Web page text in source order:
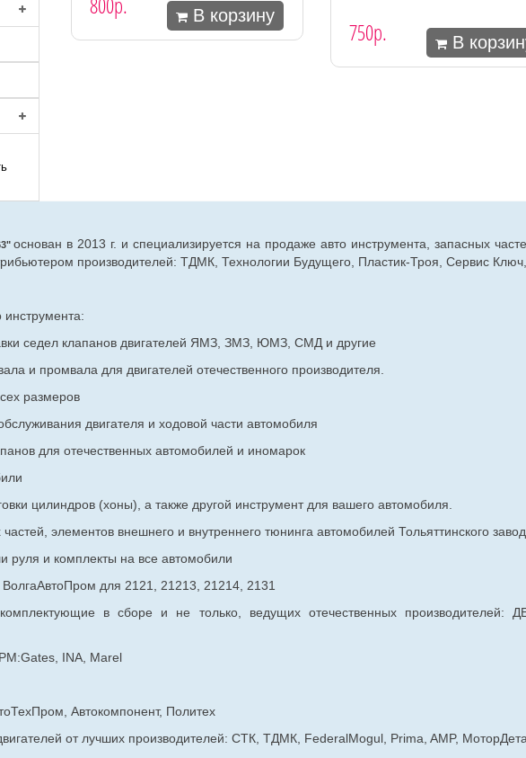
В корзину
750р. В
основан в 2013 г. и специализируется на продаже авто инструмента, запасных
производителей: ТДМК, Технологии Будущего, Пластик-Троя, Сервис
седел клапанов двигателей ЯМЗ, ЗМЗ, ЮМЗ, СМД и другие
и промвала для двигателей отечественного производителя.
размеров
двигателя и ходовой части автомобиля
для отечественныхавтомобилей и иномарок
цилиндров (хоны), а также другой инструмент для вашего автомобиля.
элементов внешнего и внутреннего тюнинга автомобилей Тольяттинского
руля и комплекты на все автомобили
для 2121, 21213, 21214, 2131
в сборе и не только, ведущих отечественных
INA, Marel
Автокомпонент, Политех
от лучших производителей: СТК, ТДМК, FederalMogul, Prima, AMP,